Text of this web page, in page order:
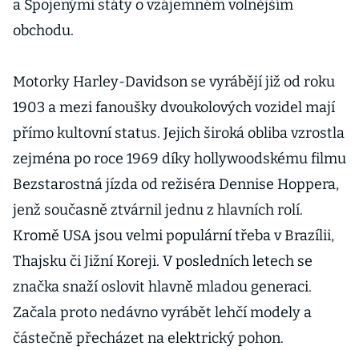
a Spojenými státy o vzájemném volnějším
obchodu.
Motorky Harley-Davidson se vyrábějí již od roku
1903 a mezi fanoušky dvoukolových vozidel mají
přímo kultovní status. Jejich široká obliba vzrostla
zejména po roce 1969 díky hollywoodskému filmu
Bezstarostná jízda od režiséra Dennise Hoppera,
jenž současně ztvárnil jednu z hlavních rolí.
Kromě USA jsou velmi populární třeba v Brazílii,
Thajsku či Jižní Koreji. V posledních letech se
značka snaží oslovit hlavně mladou generaci.
Začala proto nedávno vyrábět lehčí modely a
částečně přecházet na elektrický pohon.